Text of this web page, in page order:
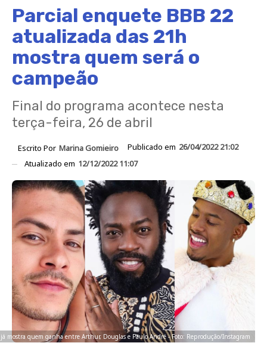
Parcial enquete BBB 22
atualizada das 21h
mostra quem será o
campeão
Final do programa acontece nesta
terça-feira, 26 de abril
Escrito Por Marina Gomieiro Publicado em 26/04/2022 21:02
Atualizado em 12/12/2022 11:07
mostra quem ganha entre Arthur, Douglas e Paulo André - Foto: Reprodução/Instagram